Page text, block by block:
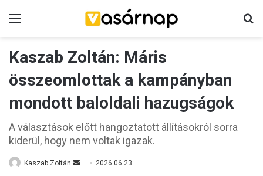
Kaszab Zoltán: Máris
összeomlottak a kampányban
mondott baloldali hazugságok
A választások előtt hangoztatott állításokról sorra
kiderül, hogy nem voltak igazak.
Kaszab Zoltán 2026.06.23.